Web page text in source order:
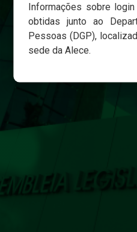
Esqueci
Informações sobre
obtidas junto ao
Pessoas (DGP),
sede da Alece.